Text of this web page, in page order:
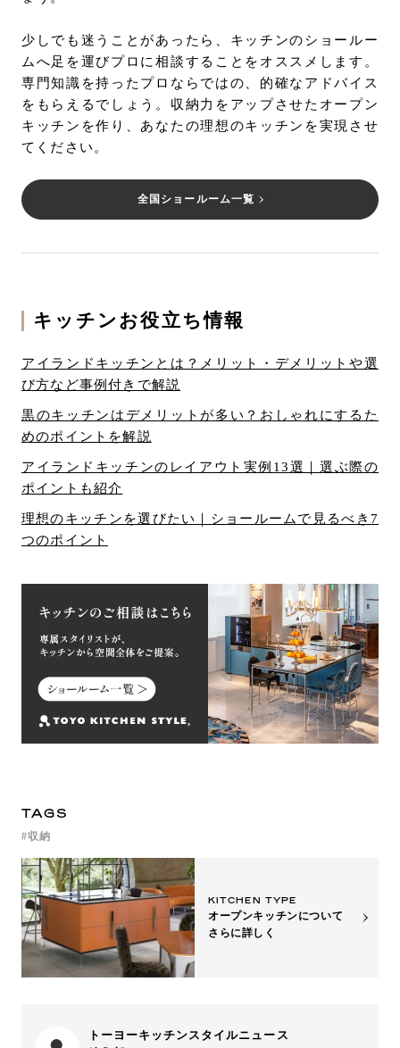
少しでも迷うことがあったら、キッチンのショールー
ムへ足を運びプロに相談することをオススメします。
専門知識を持ったプロならではの、的確なアドバイス
をもらえるでしょう。収納力をアップさせたオープン
キッチンを作り、あなたの理想のキッチンを実現させ
てください。
全国ショールーム一覧
キッチンお役立ち情報
アイランドキッチンとは？メリット・デメリットや選
び方など事例付きで解説
黒のキッチンはデメリットが多い？おしゃれにするた
めのポイントを解説
アイランドキッチンのレイアウト実例13選｜選ぶ際の
ポイントも紹介
理想のキッチンを選びたい｜ショールームで見るべき7
つのポイント
TAGS
収納
KITCHEN TYPE
オープンキッチンについて
さらに詳しく
トーヨーキッチンスタイルニュース